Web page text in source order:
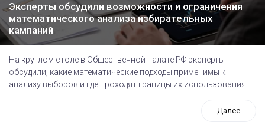
Эксперты обсудили возможности и ограничения
математического анализа избирательных
кампаний
На круглом столе в Общественной палате РФ эксперты
обсудили, какие математические подходы применимы к
анализу выборов и где проходят границы их использования....
Далее